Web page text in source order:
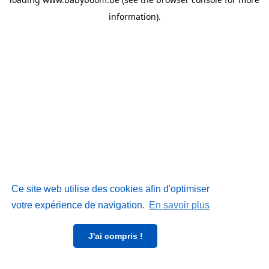
Ce site web utilise des cookies afin d'optimiser
votre expérience de navigation. En savoir plus
J'ai compris !
information).